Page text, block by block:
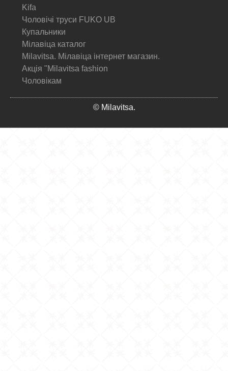
Kifa
Чоловічі труси FUKO UB
Купальники
Мілавіца каталог
Milavitsa. Мілавіца інтернет магазин.
Акція "Milavitsa fashion
Чоловікам
© Milavitsa.